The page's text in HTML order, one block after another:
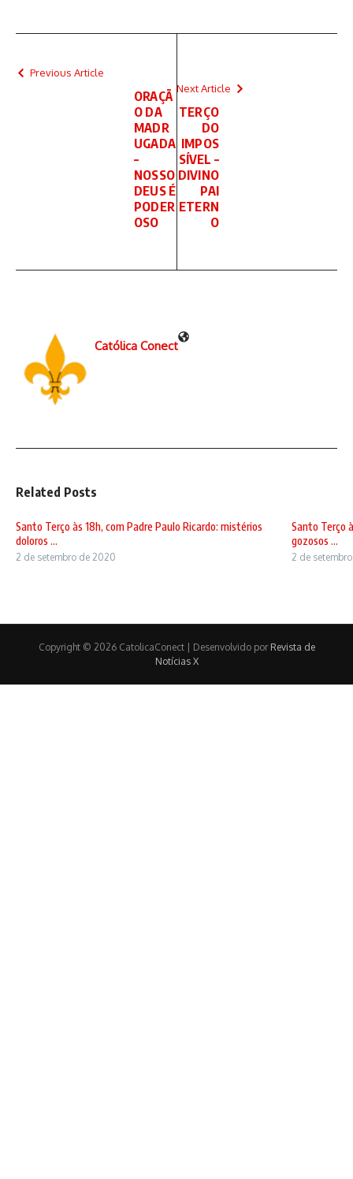
Previous Article
ORAÇÃ
O DA
MADR
UGADA
–
NOSSO
DEUS É
PODER
OSO
Next Article
TERÇO
DO
IMPOS
SÍVEL –
DIVINO
PAI
ETERN
O
Católica Conect
Related Posts
Santo Terço às 18h, com Padre Paulo Ricardo: mistérios
doloros ...
2 de setembro de 2020
Santo Terço
gozosos ...
2 de
Copyright © 2026 CatolicaConect | Desenvolvido por Revista de
Notícias X